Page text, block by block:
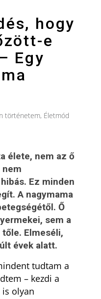
hogy
e
Egy
történetem, Életmód
élete, nem az ő
Ez minden
A nagymama
Ő
sem a
Elmeséli,
évek alatt.
tudtam a
– kezdi a
is olyan